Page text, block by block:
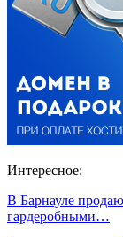
Интересное:
В Барнауле
гардеробными…